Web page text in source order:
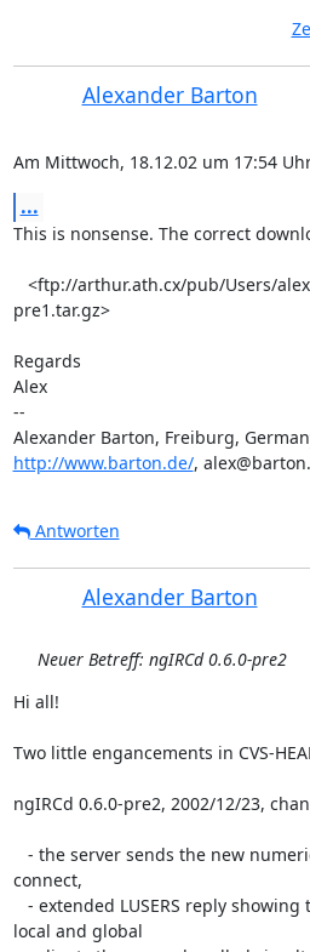
Alexander Barton
Am Mittwoch, 18.12.02 um 17:54
...
This is nonsense. The correct
pre1.tar.gz>
Regards
Alex
--
http://www.barton.de/,
Antworten
Alexander Barton
Neuer Betreff: ngIRCd 0.6.0-pre2
Hi all!
Two little engancements in CVS-
ngIRCd 0.6.0-pre2, 2002/12/23,
connect,
local and global